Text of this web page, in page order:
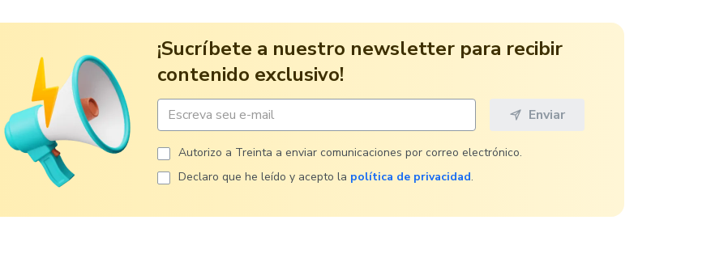
¡Sucríbete a nuestro newsletter para recibir
contenido exclusivo!
Autorizo ​​a Treinta a enviar comunicaciones por correo electrónico.
Declaro que he leído y acepto la política de privacidad.